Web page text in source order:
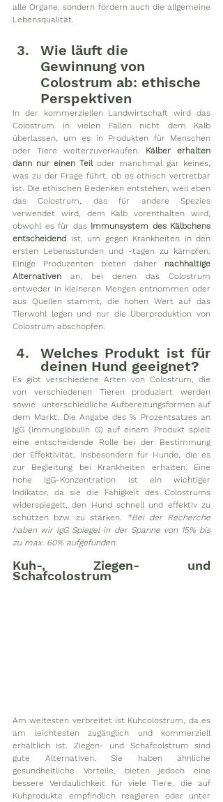
alle Organe, sondern fördern auch die allgemeine
Lebensqualität.
Wie läuft die
Gewinnung von
Colostrum ab: ethische
Perspektiven
In der kommerziellen Landwirtschaft wird das
Colostrum in vielen Fällen nicht dem Kalb
überlassen, um es in Produkten für Menschen
oder Tiere weiterzuverkaufen. Kälber erhalten
dann nur einen Teil oder manchmal gar keines,
was zu der Frage führt, ob es ethisch vertretbar
ist. Die ethischen Bedenken entstehen, weil eben
das Colostrum, das für andere Spezies
verwendet wird, dem Kalb vorenthalten wird,
obwohl es für das Immunsystem des Kälbchens
entscheidend ist, um gegen Krankheiten in den
ersten Lebensstunden und -tagen zu kämpfen.
Einige Produzenten bieten daher nachhaltige
Alternativen an, bei denen das Colostrum
entweder in kleineren Mengen entnommen oder
aus Quellen stammt, die hohen Wert auf das
Tierwohl legen und nur die Überproduktion von
Colostrum abschöpfen.
Welches Produkt ist für
deinen Hund geeignet?
Es gibt verschiedene Arten von Colostrum, die
von verschiedenen Tieren produziert werden
sowie  unterschiedliche Aufbereitungsformen auf
dem Markt. Die Angabe des % Prozentsatzes an
IgG (Immunglobulin G) auf einem Produkt spielt
eine entscheidende Rolle bei der Bestimmung
der Effektivität, insbesondere für Hunde, die es
zur Begleitung bei Krankheiten erhalten. Eine
hohe IgG-Konzentration ist ein wichtiger
Indikator, da sie die Fähigkeit des Colostrums
widerspiegelt, den Hund schnell und effektiv zu
schützen bzw. zu stärken.
*Bei der Recherche
haben wir IgG Spiegel in der Spanne von 15% bis
zu max. 60% aufgefunden.
Kuh-, Ziegen- und
Schafcolostrum
Am weitesten verbreitet ist Kuhcolostrum, da es
am leichtesten zugänglich und kommerziell
erhältlich ist. Ziegen- und Schafcolstrum sind
gute Alternativen. Sie haben ähnliche
gesundheitliche Vorteile, bieten jedoch eine
bessere Verdaulichkeit für viele Tiere, die auf
Kuhprodukte empfindlich reagieren oder unter